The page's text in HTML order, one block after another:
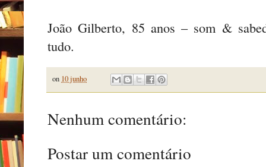
João Gilberto, 85 anos – som &
tudo.
on 10 junho
Nenhum comentário:
Postar um comentário